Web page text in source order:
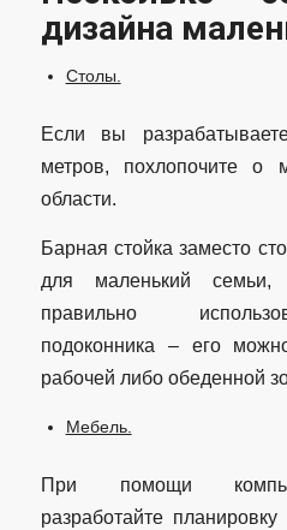
дизайна
Столы.
Если вы
метров, похлопочите о
области.
Барная стойка заместо
для маленький семьи,
правильно
подоконника – его
рабочей либо обеденной
Мебель.
При помощи
разработайте